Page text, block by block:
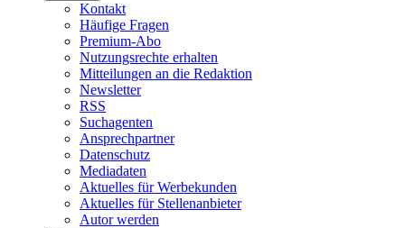
Kontakt
Häufige Fragen
Premium-Abo
Nutzungsrechte erhalten
Mitteilungen an die Redaktion
Newsletter
RSS
Suchagenten
Ansprechpartner
Datenschutz
Mediadaten
Aktuelles für Werbekunden
Aktuelles für Stellenanbieter
Autor werden